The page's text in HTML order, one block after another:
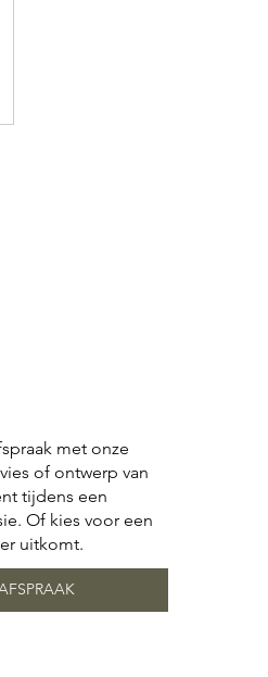
met onze
of ontwerp van
tijdens een
Of kies voor een
uitkomt.